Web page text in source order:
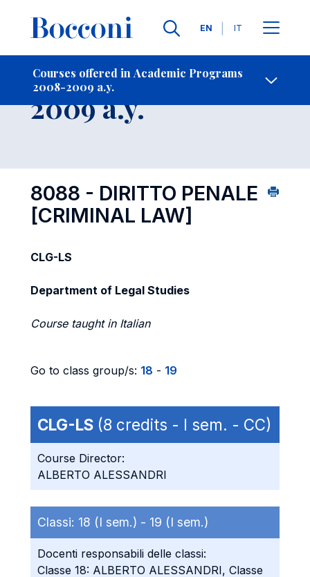
Languages
EN IT
Courses offered in Academic Programs
2008-2009 a.y.
- Contact Us
Course 2008-
2009 a.y.
8088 - DIRITTO PENALE
[CRIMINAL LAW]
CLG-LS
Department of Legal Studies
Course taught in Italian
Go to class group/s: 18 - 19
CLG-LS (8 credits - I sem. - CC)
Course Director:
ALBERTO ALESSANDRI
Classi: 18 (I sem.) - 19 (I sem.)
Docenti responsabili delle classi:
Classe 18: ALBERTO ALESSANDRI, Classe